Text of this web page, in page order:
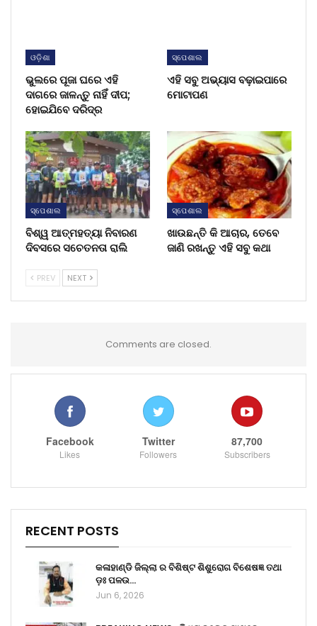
ଓଡ଼ିଶା
ଭୁଲରେ ପୂଜା ଘରେ ଏହି
ଦାଗରେ ଜାଳନ୍ତୁ ନାହିଁ ଦୀପ;
ହୋଇଯିବେ ଦରିଦ୍ର
ସ୍ପେଶାଲ
ଏହି ସବୁ ଅଭ୍ୟାସ ବଢ଼ାଇପାରେ
ମୋଟାପଣ
ସ୍ପେଶାଲ
ବିଶ୍ୱ ଆତ୍ମହତ୍ୟା ନିବାରଣ
ଦିବସରେ ସଚେତନତା ରାଲି
ସ୍ପେଶାଲ
ଖାଉଛନ୍ତି କି ଆଚାର, ତେବେ
ଜାଣି ରଖନ୍ତୁ ଏହି ସବୁ କଥା
PREV NEXT
Comments are closed.
Facebook
Likes
Twitter
Followers
87,700
Subscribers
RECENT POSTS
କଳାହାଣ୍ଡି ଜିଲ୍ଲା ର ବିଶିଷ୍ଟ ଶିଶୁରୋଗ ବିଶେଷଜ୍ଞ ତଥା
ଡ଼ଃ ପଳଉ…
Jun 6, 2026